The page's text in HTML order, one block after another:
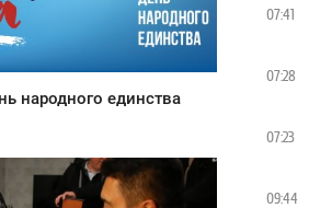
народного единства
07:41
07:28
07:23
09:44